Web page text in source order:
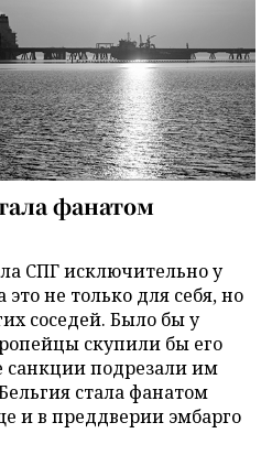
фанатом
СПГ исключительно у
не только для себя, но
соседей. Было бы у
скупили бы его
санкции подрезали им
стала фанатом
и в преддверии эмбарго